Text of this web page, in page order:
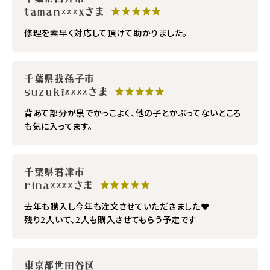
taman×××xさま ★★★★★
修理を素早く対応して頂けて助かりました。
千葉県我孫子市
suzuki××××さま ★★★★★
背あて部分が黒でかっこよく、他の子とかぶってないところ
も気に入ってます。
千葉県君津市
rina××××さま ★★★★★
去年も購入し今年も注文させていただきました♥️
残り2人いて、2人も購入させてもらう予定です
東京都世田谷区